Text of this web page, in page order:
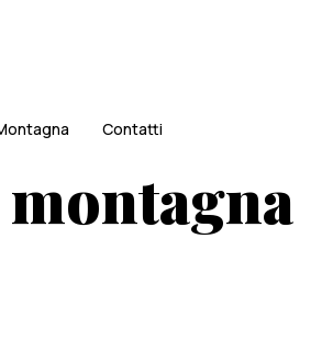
Contatti